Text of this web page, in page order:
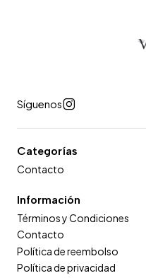
Síguenos
Categorías
Contacto
Información
Términos y Condiciones
Contacto
Política de reembolso
Política de privacidad